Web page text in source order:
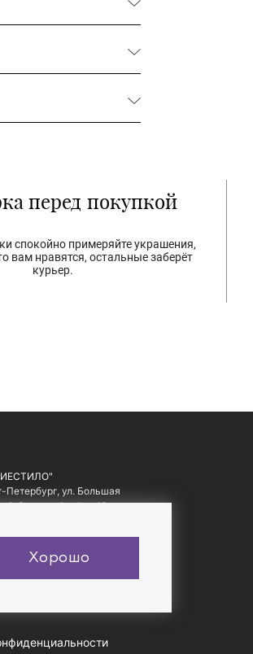
перед покупкой
спокойно примеряйте украшения,
вам нравятся, остальные заберёт
курьер.
Петербург, ул. Большая
1-3, литер А, офис 10.
Хорошо